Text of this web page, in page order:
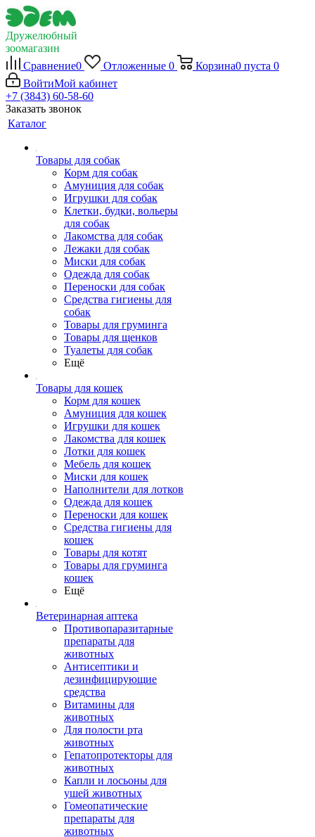
Дружелюбный
зоомагазин
Сравнение0 Отложенные 0 Корзина0 пуста 0
ВойтиМой кабинет
+7 (3843) 60-58-60
Заказать звонок
Каталог
Товары для собак
Корм для собак
Амуниция для собак
Игрушки для собак
Клетки, будки, вольеры
для собак
Лакомства для собак
Лежаки для собак
Миски для собак
Одежда для собак
Переноски для собак
Средства гигиены для
собак
Товары для груминга
Товары для щенков
Туалеты для собак
Ещё
Товары для кошек
Корм для кошек
Амуниция для кошек
Игрушки для кошек
Лакомства для кошек
Лотки для кошек
Мебель для кошек
Миски для кошек
Наполнители для лотков
Одежда для кошек
Переноски для кошек
Средства гигиены для
кошек
Товары для котят
Товары для груминга
кошек
Ещё
Ветеринарная аптека
Противопаразитарные
препараты для
животных
Антисептики и
дезинфицирующие
средства
Витамины для
животных
Для полости рта
животных
Гепатопротекторы для
животных
Капли и лосьоны для
ушей животных
Гомеопатические
препараты для
животных